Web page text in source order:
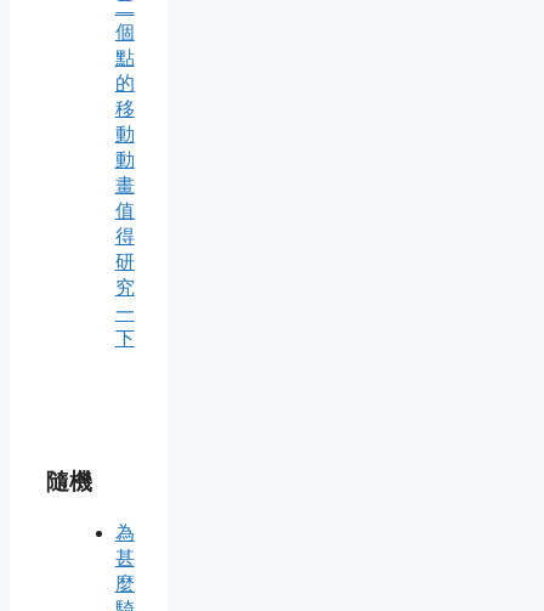
二
個
點
的
移
動
動
畫
值
得
研
究
一
下
隨機
為
甚
麼